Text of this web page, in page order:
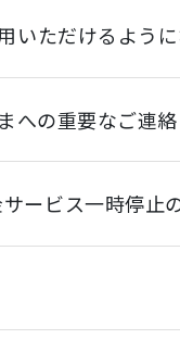
いただけるよう
への重要なご連絡
ービス一時停止